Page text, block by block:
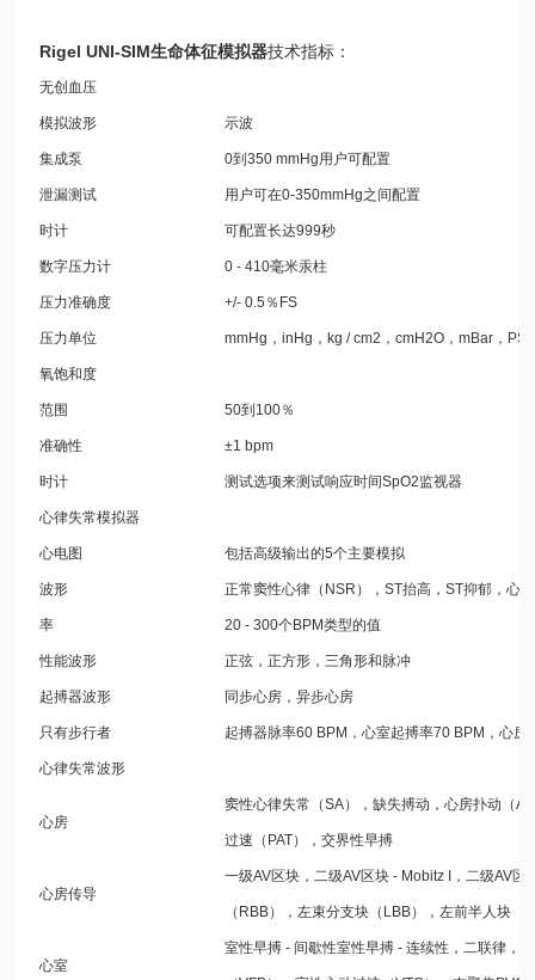
Rigel UNI-SIM生命体征模拟器技术指标：
无创血压
模拟波形 示波
集成泵 0到350 mmHg用户可配置
泄漏测试 用户可在0-350mmHg之间配置
时计 可配置长达999秒
数字压力计 0 - 410毫米汞柱
压力准确度 +/- 0.5％FS
压力单位 mmHg，inHg，kg / cm2，cmH2O，mBar，
氧饱和度
范围 50到100％
准确性 ±1 bpm
时计 测试选项来测试响应时间SpO2监视器
心律失常模拟器
心电图 包括高级输出的5个主要模拟
波形 正常窦性心律（NSR），ST抬高，ST抑郁，心
率 20 - 300个BPM类型的值
性能波形 正弦，正方形，三角形和脉冲
起搏器波形 同步心房，异步心房
只有步行者 起搏器脉率60 BPM，心室起搏率70 BPM，心
心律失常波形
心房
窦性心律失常（SA），缺失搏动，心房扑动（
过速（PAT），交界性早搏
心房传导
一级AV区块，二级AV区块 - Mobitz I，二级AV
（RBB），左束分支块（LBB），左前半人块
心室
室性早搏 - 间歇性室性早搏 - 连续性，二联律，